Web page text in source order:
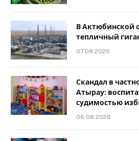
В Актюбинской
тепличный
07.08.2026
Скандал в
Атырау:
судимостью
06.08.2026